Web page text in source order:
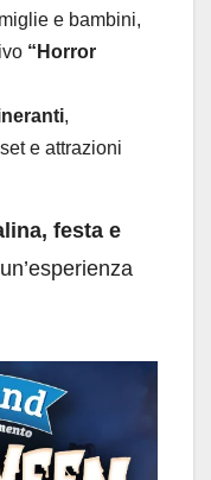
e bambini,
“Horror
,
e attrazioni
festa e